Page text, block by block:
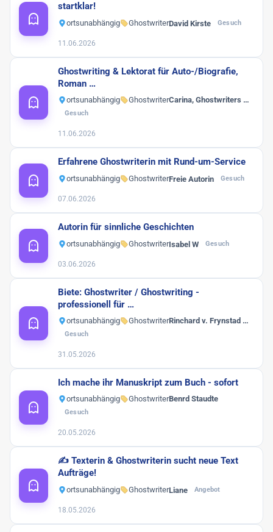
startklar!
ortsunabhängig GhostwriterDavid Kirste Gesuch
11.06.2026
Ghostwriting & Lektorat für Auto-/Biografie,
Roman …
ortsunabhängig GhostwriterCarina, Ghostwriters …
Gesuch
11.06.2026
Erfahrene Ghostwriterin mit Rund-um-Service
ortsunabhängig GhostwriterFreie Autorin Gesuch
07.06.2026
Autorin für sinnliche Geschichten
ortsunabhängig GhostwriterIsabel W Gesuch
03.06.2026
Biete: Ghostwriter / Ghostwriting -
professionell für …
ortsunabhängig GhostwriterRinchard v. Frynstad …
Gesuch
31.05.2026
Ich mache ihr Manuskript zum Buch - sofort
ortsunabhängig GhostwriterBenrd Staudte
Gesuch
20.05.2026
✍️ Texterin & Ghostwriterin sucht neue Text
Aufträge!
ortsunabhängig GhostwriterLiane Angebot
18.05.2026